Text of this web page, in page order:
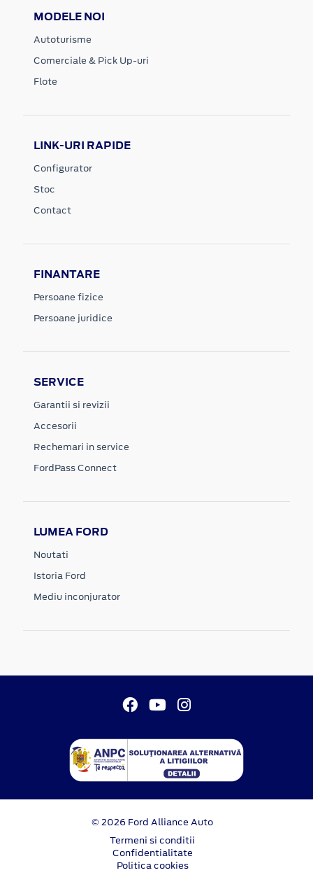
MODELE NOI
Autoturisme
Comerciale & Pick Up-uri
Flote
LINK-URI RAPIDE
Configurator
Stoc
Contact
FINANTARE
Persoane fizice
Persoane juridice
SERVICE
Garantii si revizii
Accesorii
Rechemari in service
FordPass Connect
LUMEA FORD
Noutati
Istoria Ford
Mediu inconjurator
© 2026 Ford Alliance Auto
Termeni si conditii
Confidentialitate
Politica cookies